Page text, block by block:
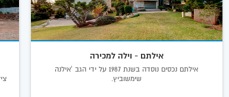
אילתם - וילה למכירה
אילתם נכסים נוסדה בשנת 1987 על ידי הגב 'אילנה
שימשוביץ.